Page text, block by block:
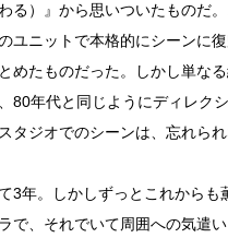
）』から思いついたものだ
ユニットで本格的にシーンに
めたものだった。しかし単な
80年代と同じようにディレク
タジオでのシーンは、忘れられ
3年。しかしずっとこれから
で、それでいて周囲への気遣